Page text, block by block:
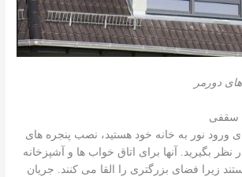
دورمر
سقفی
ورود نور به خانه خود هستید، نصب پنجره های
بگیرید. آنها برای اتاق خواب ها و آشپزخانه
زیرا فضای بزرگتری را القا می کنند. جریان